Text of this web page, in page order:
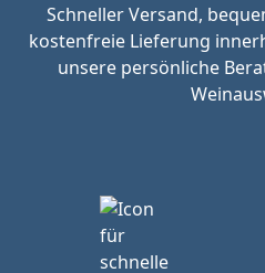
Schneller Versand,
kostenfreie Lieferung
unsere persönliche